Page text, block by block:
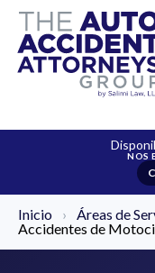
Inicio › Áreas de
Accidentes de